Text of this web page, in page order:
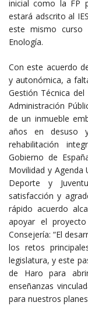
inicial como la FP
estará adscrito al
este mismo curso
Enología.
Con este acuerdo
y autonómica, a
Gestión Técnica
Administración
de un inmueble
años en desuso
rehabilitación
Gobierno de
Movilidad y Agenda
Deporte y
satisfacción y
rápido acuerdo
apoyar el
Consejería: “El
los retos
legislatura, y este
de Haro para
enseñanzas
para nuestros